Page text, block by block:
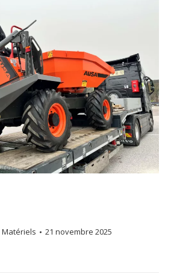
Matériels 21 novembre 2025